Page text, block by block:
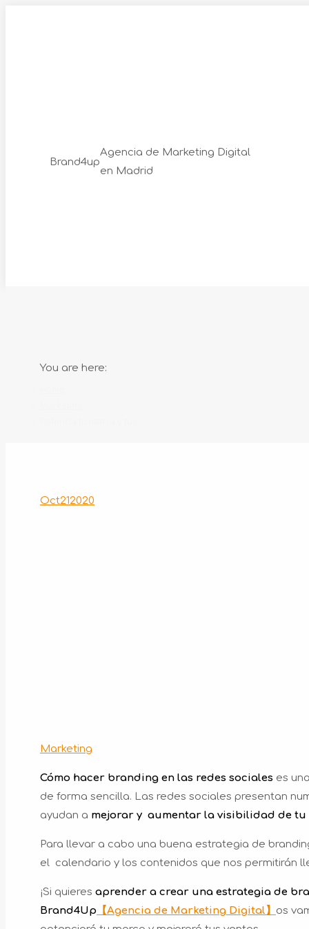
Brand4up
Agencia de Marketing Digital
en Madrid
You are here:
Oct212020
Marketing
Cómo hacer branding en las redes sociales es
de forma sencilla. Las redes sociales presentan
ayudan a mejorar y aumentar la visibilidad de tu
Para llevar a cabo una buena estrategia de
el calendario y los contenidos que nos permitirán
¡Si quieres aprender a crear una estrategia de
Brand4Up 【Agencia de Marketing Digital】 os